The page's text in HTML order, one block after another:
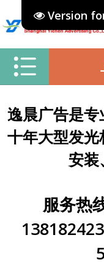
Version
逸晨广告是专
十年大型发光
安装
服务热